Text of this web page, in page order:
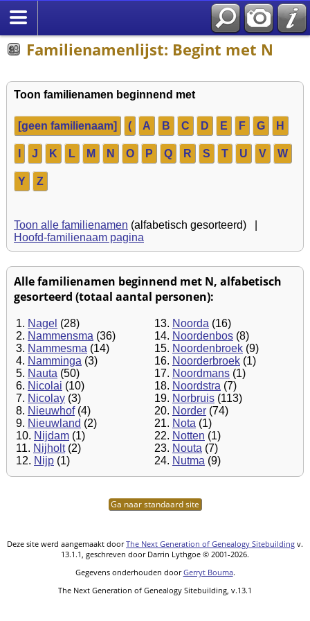
Familienamenlijst: Begint met N
Toon familienamen beginnend met
[geen familienaam] ( A B C D E F G H
J K L M N O P Q R S T U V W
Y Z
Toon alle familienamen (alfabetisch gesorteerd) |
Hoofd-familienaam pagina
Alle familienamen beginnend met N, alfabetisch
gesorteerd (totaal aantal personen):
1. Nagel (28)
2. Nammensma (36)
3. Nammesma (14)
4. Namminga (3)
5. Nauta (50)
6. Nicolai (10)
7. Nicolay (3)
8. Nieuwhof(4)
9. Nieuwland (2)
10. Nijdam (1)
11. Nijholt(2)
12. Nijp (1)
13. Noorda (16)
14. Noordenbos (8)
15. Noordenbroek (9)
16. Noorderbroek (1)
17. Noordmans (1)
18. Noordstra (7)
19. Norbruis (113)
20. Norder (74)
21. Nota (1)
22. Notten (1)
23. Nouta (7)
24. Nutma (9)
Ga naar standaard site
Deze site werd aangemaakt doorThe Next Generation of Genealogy Sitebuilding v.
13.1.1, geschreven door Darrin Lythgoe © 2001-2026.
Gegevens onderhouden doorGerryt Bouma.
The Next Generation of Genealogy Sitebuilding, v.13.1